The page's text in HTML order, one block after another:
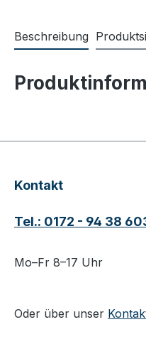
Beschreibung
Kontakt
Tel.: 0172 - 94 38
Mo–Fr 8–17 Uhr
Oder über unser